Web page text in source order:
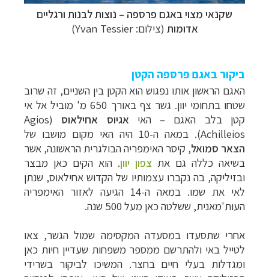
שקנאי מצוי באגם פרספה – נוצות לבנות ורגליים
אדומות (צילום: Yvan Tessier)
ביקור באגם פרספה הקטן
האגם הראשון אותו נפגוש הוא הקטן בין השניים, זה שרוב
שטחו בתחומי יוון. גשר צף באורך 650 מ' מוביל אל אי
קטן בלב האגם –האי אגיוס אחילאוס (
Agios
Achilleios). במאה ה-10 היה האי מקום מושבו של
הצאר סמואל, קיסר האימפריה הבולגרית הראשונה, אשר
בשיאה כללה גם את צפון יוון. הוא הקים כאן מבצר
ובזיליקה, בה נקברו עצמותיו של הקדוש אחילאוס, שנתן
לאי את שמו. במאה ה-14 הגיעה לאזור האימפריה
העות'מאנית, ששלטה כאן מעל 500 שנה.
אחרי שתסעדו במסעדה המקסימה שמול הגשר, צאו
לטייל באי ולהתרשם ממספר משפחות שעדיין חיות כאן
ומגדלות בעלי חיים בחצר. המשיכו לביקור בשרידי